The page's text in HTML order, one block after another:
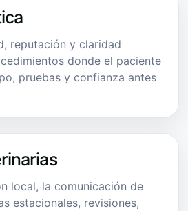
reputación y claridad
donde el paciente
pruebas y confianza antes
local, la comunicación de
estacionales, revisiones,